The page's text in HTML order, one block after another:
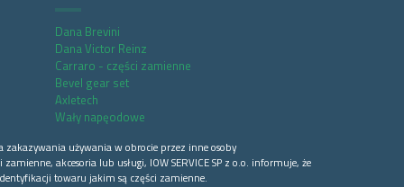
Dana Brevini
Dana Victor Reinz
Carraro - części zamienne
Bevel gear set
Axletech
Wały napęodowe
zakazywania używania w obrocie przez inne osoby
akcesoria lub usługi, IOW SERVICE SP z o.o. informuje, że
towaru jakim są części zamienne.